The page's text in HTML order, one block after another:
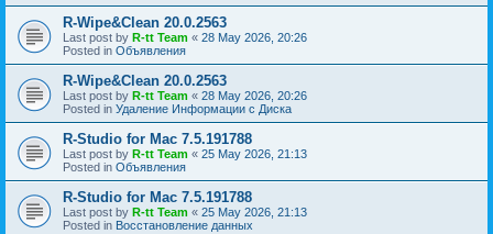
R-Wipe&Clean 20.0.2563
Last post by R-tt Team « 28 May 2026, 20:26
Posted in Объявления
R-Wipe&Clean 20.0.2563
Last post by R-tt Team « 28 May 2026, 20:26
Posted in Удаление Информации с Диска
R-Studio for Mac 7.5.191788
Last post by R-tt Team « 25 May 2026, 21:13
Posted in Объявления
R-Studio for Mac 7.5.191788
Last post by R-tt Team « 25 May 2026, 21:13
Posted in Восстановление данных